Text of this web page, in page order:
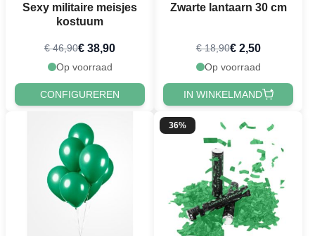
Sexy militaire meisjes
kostuum
€ 46,90€ 38,90
Op voorraad
CONFIGUREREN
Zwarte lantaarn 30 cm
€ 18,90€ 2,50
Op voorraad
IN WINKELMAND
36%